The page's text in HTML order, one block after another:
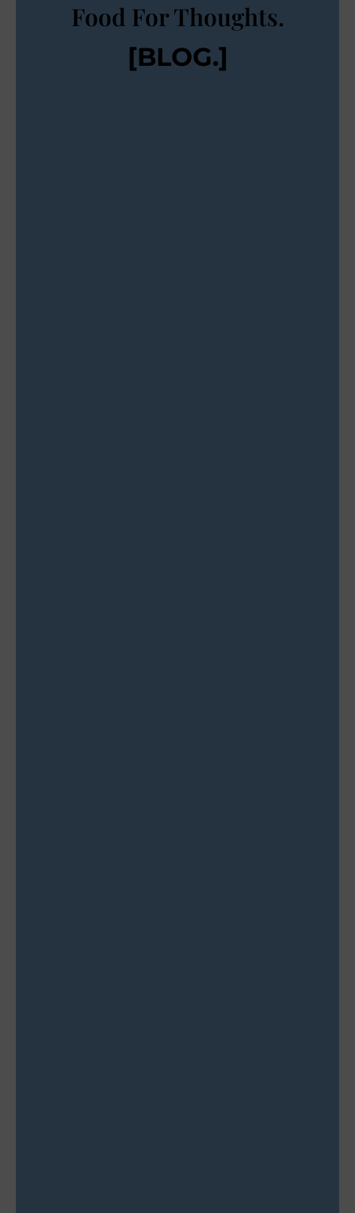
Food For Thoughts.
[BLOG.]